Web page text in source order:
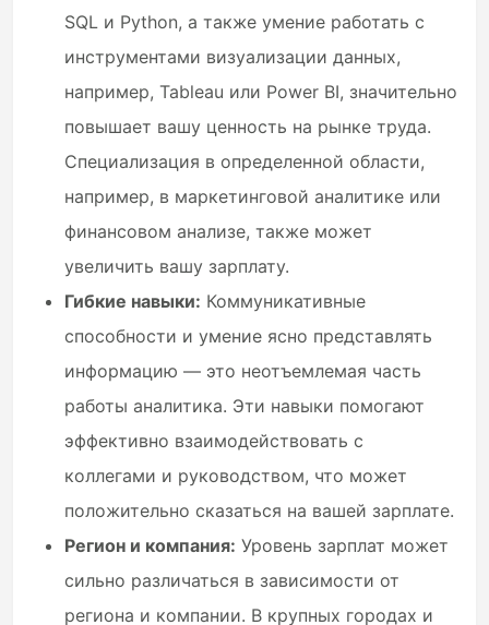
SQL и Python, а также умение работать с
инструментами визуализации данных,
например, Tableau или Power BI, значительно
повышает вашу ценность на рынке труда.
Специализация в определенной области,
например, в маркетинговой аналитике или
финансовом анализе, также может
увеличить вашу зарплату.
Гибкие навыки: Коммуникативные
способности и умение ясно представлять
информацию — это неотъемлемая часть
работы аналитика. Эти навыки помогают
эффективно взаимодействовать с
коллегами и руководством, что может
положительно сказаться на вашей зарплате.
Регион и компания: Уровень зарплат может
сильно различаться в зависимости от
региона и компании. В крупных городах и